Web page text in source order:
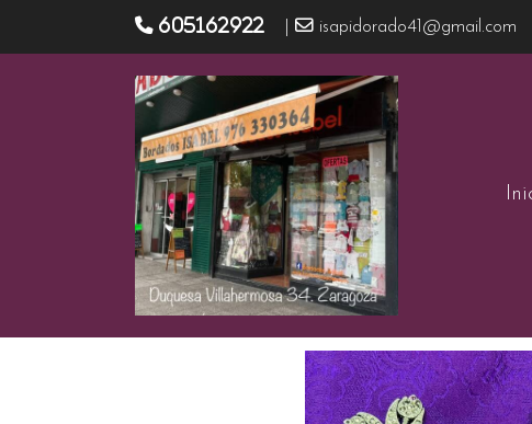
605162922 | isapidorado41@gmail.com
Productos Pinchos bisutería